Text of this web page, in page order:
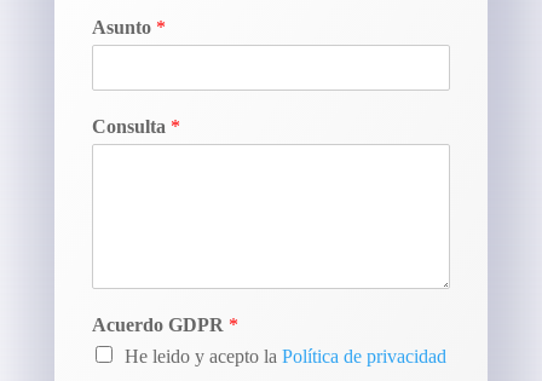
Asunto *
Consulta *
Acuerdo GDPR *
He leido y acepto la Política de privacidad